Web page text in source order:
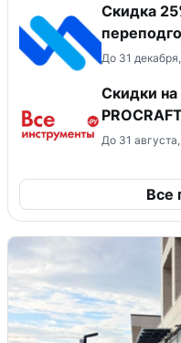
Скидка
До 31
Скидки
До 31
Все